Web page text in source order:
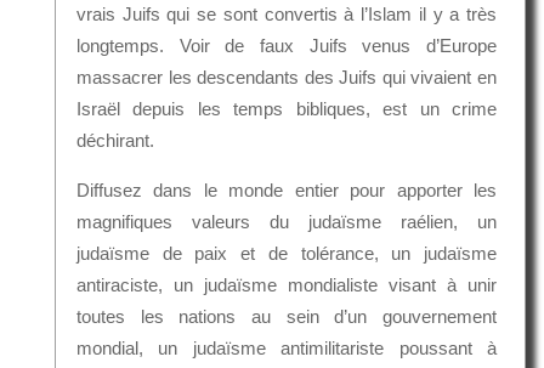
vrais Juifs qui se sont convertis à l’Islam il y a très
longtemps. Voir de faux Juifs venus d’Europe
massacrer les descendants des Juifs qui vivaient en
Israël depuis les temps bibliques, est un crime
déchirant.
Diffusez dans le monde entier pour apporter les
magnifiques valeurs du judaïsme raélien, un
judaïsme de paix et de tolérance, un judaïsme
antiraciste, un judaïsme mondialiste visant à unir
toutes les nations au sein d’un gouvernement
mondial, un judaïsme antimilitariste poussant à